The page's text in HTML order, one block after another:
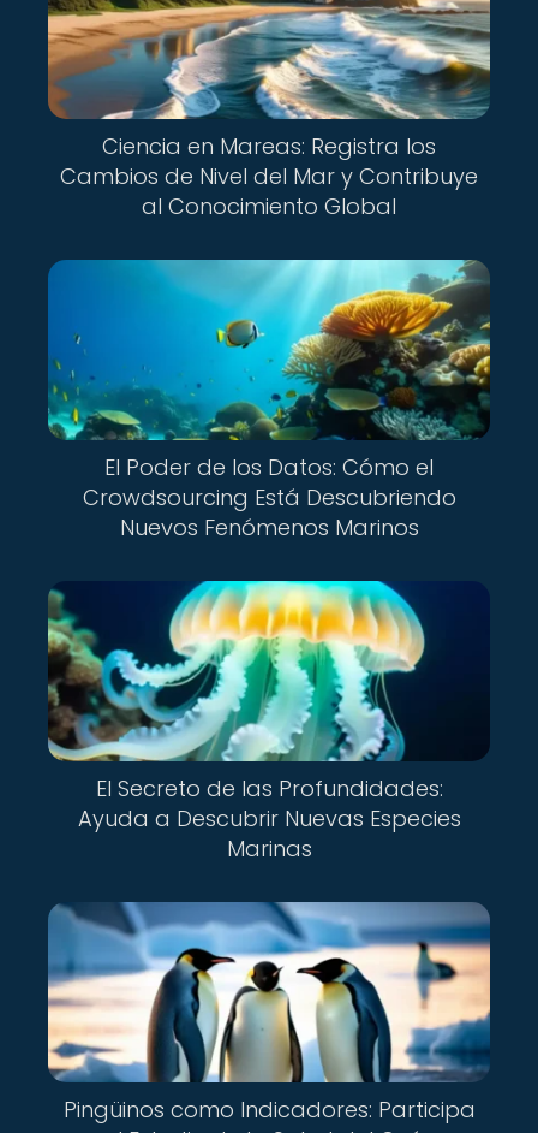
Ciencia en Mareas: Registra los
Cambios de Nivel del Mar y Contribuye
al Conocimiento Global
El Poder de los Datos: Cómo el
Crowdsourcing Está Descubriendo
Nuevos Fenómenos Marinos
El Secreto de las Profundidades:
Ayuda a Descubrir Nuevas Especies
Marinas
Pingüinos como Indicadores: Participa